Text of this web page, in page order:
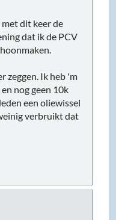
dit keer de
dat ik de PCV
zeggen. Ik heb 'm
nog geen 10k
een oliewissel
verbruikt dat